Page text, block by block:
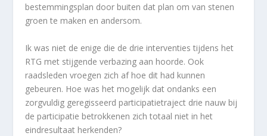
bestemmingsplan door buiten dat plan om van stenen
groen te maken en andersom.
Ik was niet de enige die de drie interventies tijdens het
RTG met stijgende verbazing aan hoorde. Ook
raadsleden vroegen zich af hoe dit had kunnen
gebeuren. Hoe was het mogelijk dat ondanks een
zorgvuldig geregisseerd participatietraject drie nauw bij
de participatie betrokkenen zich totaal niet in het
eindresultaat herkenden?